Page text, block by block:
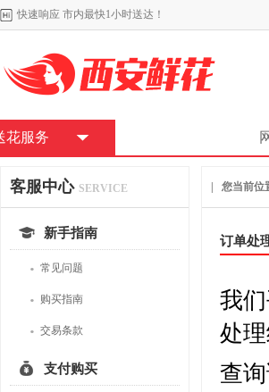
快速响应 市内最快1小时送达！
花服务
客服中心 SERVICE
新手指南
· 常见问题
· 购买指南
· 交易条款
支付购买
| 您当前位
订单处
我
处
查